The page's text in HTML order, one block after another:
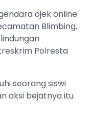
ojek online
Blimbing,
Polresta
seorang siswi
aksi bejatnya itu